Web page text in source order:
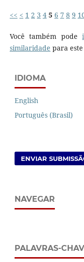
<< < 1 2 3 4 5 6 7 8 9
Você também pode
similaridade para
IDIOMA
English
Português (Brasil)
ENVIAR
NAVEGAR
PALAVRAS-